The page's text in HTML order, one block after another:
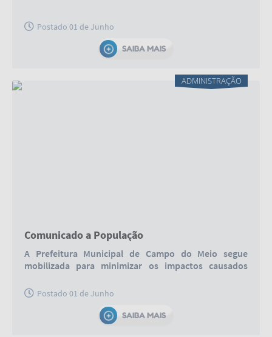
Postado 01 de Junho
SAIBA MAIS
ADMINISTRAÇÃO
Comunicado a População
A Prefeitura Municipal de Campo do Meio segue
mobilizada para minimizar os impactos causados
Postado 01 de Junho
SAIBA MAIS